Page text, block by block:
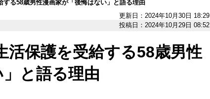
る58歳男性漫画家が「後悔はない」と語る理由
更新日：2024年10月30日 18:29
投稿日：2024年10月29日 08:52
活保護を受給する58歳男性
と語る理由